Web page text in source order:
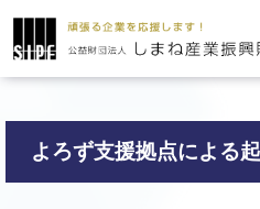
よろず支援拠点による